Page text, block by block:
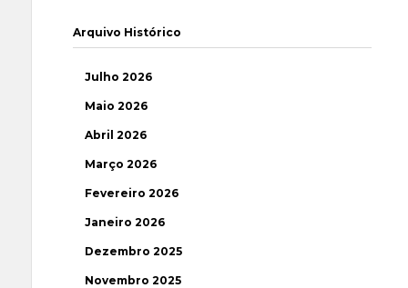
Arquivo Histórico
Julho 2026
Maio 2026
Abril 2026
Março 2026
Fevereiro 2026
Janeiro 2026
Dezembro 2025
Novembro 2025